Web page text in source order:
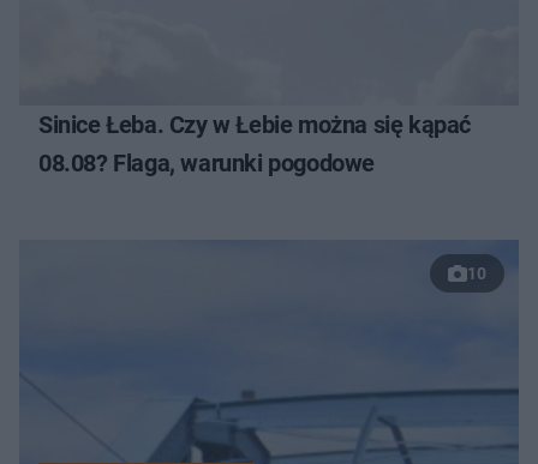
Sinice Łeba. Czy w Łebie można się kąpać
08.08? Flaga, warunki pogodowe
10